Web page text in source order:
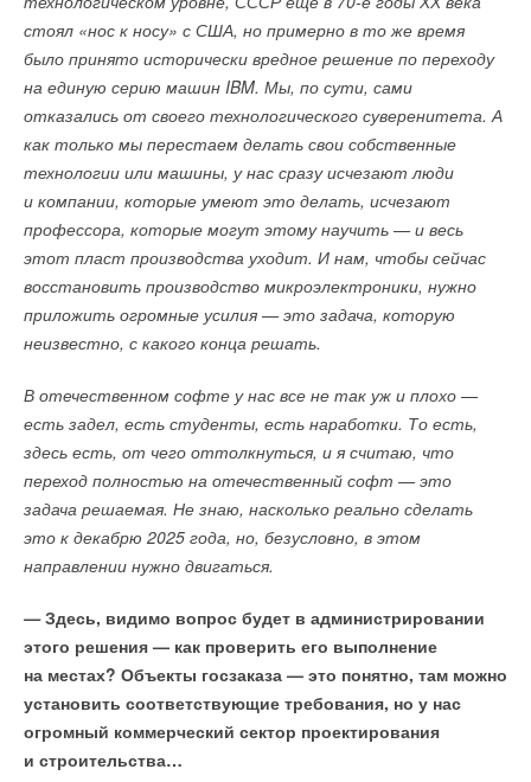
стоял «нос к носу» с США, но примерно в то же время
было принято исторически вредное решение по переходу
на единую серию машин IBM. Мы, по сути, сами
отказались от своего технологического суверенитета. А
как только мы перестаем делать свои собственные
технологии или машины, у нас сразу исчезают люди
и компании, которые умеют это делать, исчезают
профессора, которые могут этому научить — и весь
этот пласт производства уходит. И нам, чтобы сейчас
восстановить производство микроэлектроники, нужно
приложить огромные усилия — это задача, которую
неизвестно, с какого конца решать.
В отечественном софте у нас все не так уж и плохо —
есть задел, есть студенты, есть наработки. То есть,
здесь есть, от чего оттолкнуться, и я считаю, что
переход полностью на отечественный софт — это
задача решаемая. Не знаю, насколько реально сделать
это к декабрю 2025 года, но, безусловно, в этом
направлении нужно двигаться.
— Здесь, видимо вопрос будет в администрировании
этого решения — как проверить его выполнение
на местах? Объекты госзаказа — это понятно, там можно
установить соответствующие требования, но у нас
огромный коммерческий сектор проектирования
и строительства…
в текущих программах составляет 103% мощности всех
существующих оптовых ТЭС в энергосистеме», —
подчеркивают там.
Вадим Карле из Kept считает, что предложенные
корректировки генкомпаний обоснованы с учетом
потребности в поиске сбалансированного решения между
необходимостью модернизации устаревающего
оборудования и реальными возможностями отрасли
в текущих условиях.
ИСТОЧНИК:KOMMERSANT.RU
Читайте по теме:
→
Коалиция из 19 штатов и Нью-Йорка подала в суд на
EPA
→
НОВОСТИ СОК 17 ИЮЛЯ 2026
→
Впервые на Heat&Power: Форум «Собственная
генерация»
НОВОСТИ СОК 17 ИЮЛЯ 2026
НОВОСТИ СОК 13 ИЮЛЯ 2026
→
Постановление Правительства РФ №810 не решило
вопрос техприсоединения для несетевых компаний
НОВОСТИ СОК 8 ИЮЛЯ 2026
→
Китай установил новые стандарты энергопотребления и
эффективности для солнечной индустрии
НОВОСТИ СОК 7 ИЮЛЯ 2026
→
Минэкономразвития вводит статус «технологических
лидеров»